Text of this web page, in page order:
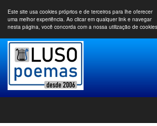
Este site usa cookies próprios e de terceiros para lhe oferecer
uma melhor experiência. Ao clicar em qualquer link e navegar
nesta página, você concorda com a nossa utilização de